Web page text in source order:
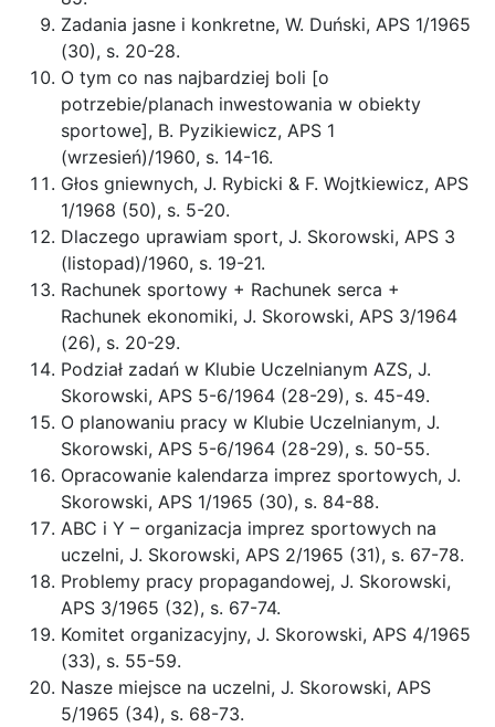
Zadania jasne i konkretne, W. Duński, APS 1/1965
(30), s. 20-28.
O tym co nas najbardziej boli [o
potrzebie/planach inwestowania w obiekty
sportowe], B. Pyzikiewicz, APS 1
(wrzesień)/1960, s. 14-16.
Głos gniewnych, J. Rybicki & F. Wojtkiewicz, APS
1/1968 (50), s. 5-20.
Dlaczego uprawiam sport, J. Skorowski, APS 3
(listopad)/1960, s. 19-21.
Rachunek sportowy + Rachunek serca +
Rachunek ekonomiki, J. Skorowski, APS 3/1964
(26), s. 20-29.
Podział zadań w Klubie Uczelnianym AZS, J.
Skorowski, APS 5-6/1964 (28-29), s. 45-49.
O planowaniu pracy w Klubie Uczelnianym, J.
Skorowski, APS 5-6/1964 (28-29), s. 50-55.
Opracowanie kalendarza imprez sportowych, J.
Skorowski, APS 1/1965 (30), s. 84-88.
ABC i Y – organizacja imprez sportowych na
uczelni, J. Skorowski, APS 2/1965 (31), s. 67-78.
Problemy pracy propagandowej, J. Skorowski,
APS 3/1965 (32), s. 67-74.
Komitet organizacyjny, J. Skorowski, APS 4/1965
(33), s. 55-59.
Nasze miejsce na uczelni, J. Skorowski, APS
5/1965 (34), s. 68-73.